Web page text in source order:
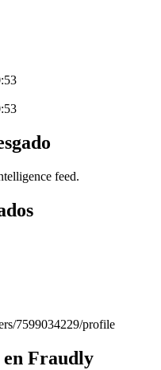
feed.
7599034229/profile
en Fraudly